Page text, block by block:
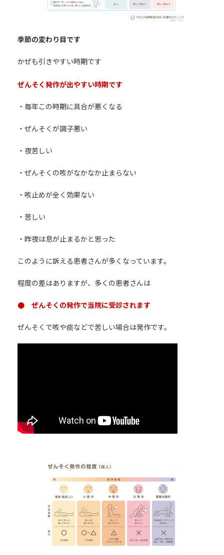
季節の変わり目です
かぜも引きやすい時期です
ぜんそく発作が出やすい時期です
・毎年この時期に具合が悪くなる
・ぜんそくが調子悪い
・夜苦しい
・ぜんそくの咳がなかなか止まらない
・咳止めが全く効果ない
・苦しい
・昨夜は息が止まるかと思った
このように訴える患者さんが多くなっています。
程度の差はありますが、多くの患者さんは
● ぜんそくの発作で当院に受診されます
ぜんそくで咳や痰などで苦しい場合は発作です。